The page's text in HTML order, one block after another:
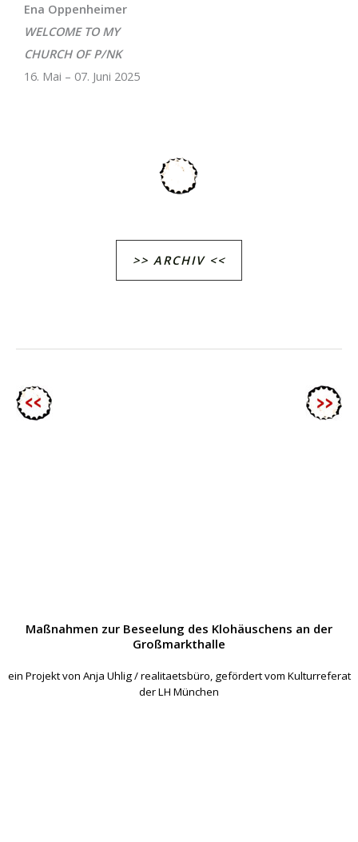
Ena Oppenheimer
WELCOME TO MY
CHURCH OF P/NK
16. Mai – 07. Juni 2025
>> ARCHIV <<
Maßnahmen zur Beseelung des Klohäuschens an der
Großmarkthalle
ein Projekt von Anja Uhlig / realitaetsbüro, gefördert vom Kulturreferat
der LH München